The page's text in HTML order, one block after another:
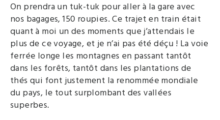
On prendra un tuk-tuk pour aller à la gare avec
nos bagages, 150 roupies. Ce trajet en train était
quant à moi un des moments que j’attendais le
plus de ce voyage, et je n’ai pas été déçu ! La voie
ferrée longe les montagnes en passant tantôt
dans les forêts, tantôt dans les plantations de
thés qui font justement la renommée mondiale
du pays, le tout surplombant des vallées
superbes.